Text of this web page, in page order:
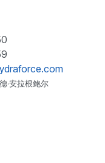
·安拉根鲍尔